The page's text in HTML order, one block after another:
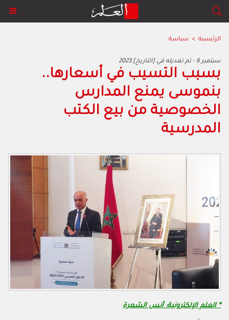
الرئيسية > سياسة
2023 سبتمبر 6 - تم تعديله في [التاريخ]
بسبب التسيب في أسعارها..
بنموسى يمنع المدارس
الخصوصية من بيع الكتب
المدرسية
* العلم الإلكترونية: أنس الشعرة